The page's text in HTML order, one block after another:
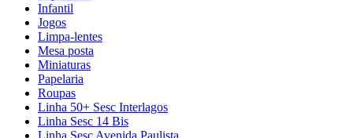
Infantil
Jogos
Limpa-lentes
Mesa posta
Miniaturas
Papelaria
Roupas
Linha 50+ Sesc Interlagos
Linha Sesc 14 Bis
Linha Sesc Avenida Paulista